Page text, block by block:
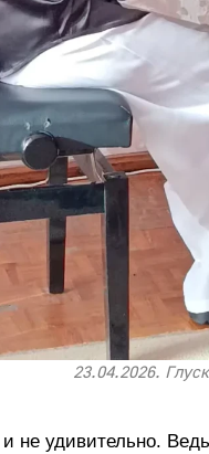
23.04.2026.
не удивительно.